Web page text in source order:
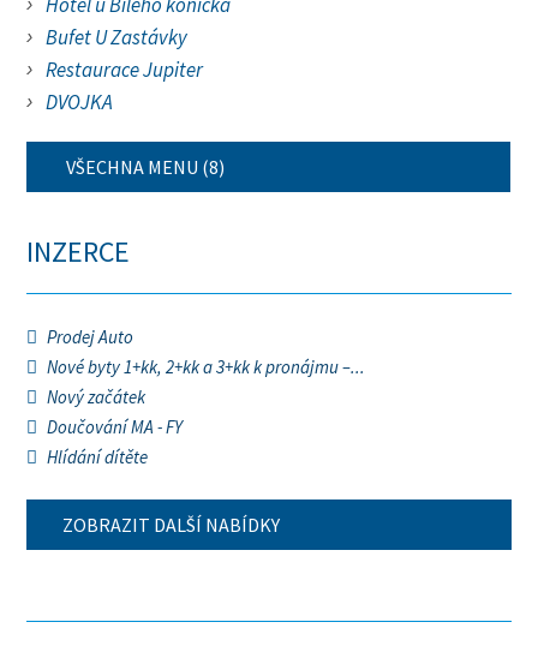
Bufet U Zastávky
Restaurace Jupiter
DVOJKA
VŠECHNA MENU (8)
INZERCE
Prodej Auto
Nové byty 1+kk, 2+kk a 3+kk k pronájmu –...
Nový začátek
Doučování MA - FY
Hlídání dítěte
ZOBRAZIT DALŠÍ NABÍDKY